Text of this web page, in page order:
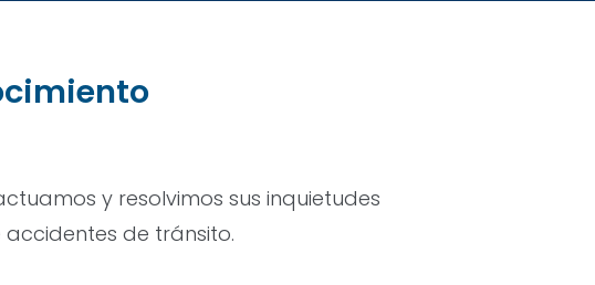
y resolvimos sus inquietudes
de tránsito.